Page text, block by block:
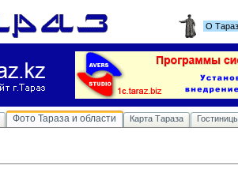
О
Фото Тараза и области Карта Тараза